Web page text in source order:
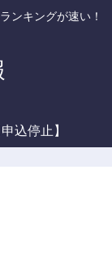
ンキングが速い！
申込停止】